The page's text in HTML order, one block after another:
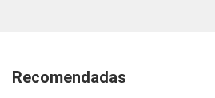
Recomendadas